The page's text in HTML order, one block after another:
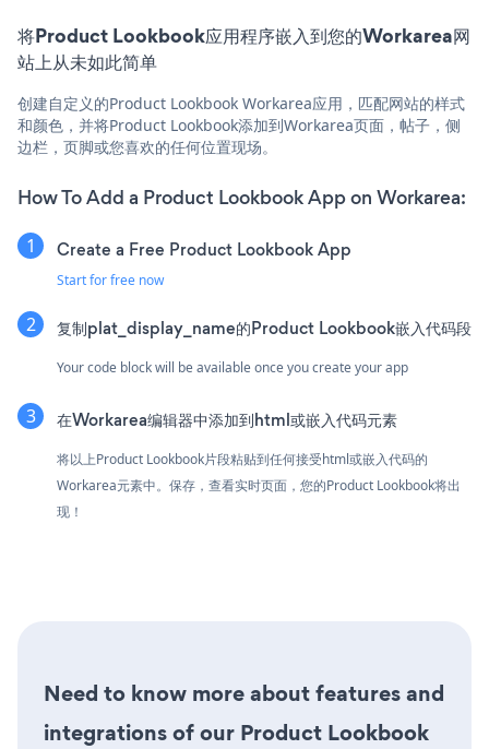
将Product Lookbook应用程序嵌入到您的Workarea网
站上从未如此简单
创建自定义的Product Lookbook Workarea应用，匹配网站的样式
和颜色，并将Product Lookbook添加到Workarea页面，帖子，侧
边栏，页脚或您喜欢的任何位置现场。
How To Add a Product Lookbook App on Workarea:
Create a Free Product Lookbook App
Start for free now
复制plat_display_name的Product Lookbook嵌入代码段
Your code block will be available once you create your app
在Workarea编辑器中添加到html或嵌入代码元素
将以上Product Lookbook片段粘贴到任何接受html或嵌入代码的
Workarea元素中。保存，查看实时页面，您的Product Lookbook将出
现！
Need to know more about features and
integrations of our Product Lookbook